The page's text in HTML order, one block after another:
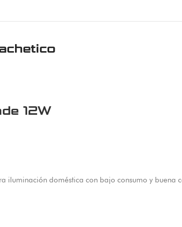
12W
iluminación doméstica con bajo consumo y buena